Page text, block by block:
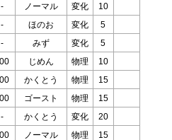
- ノーマル 変化 10
- ほのお 変化 5
- みず 変化 5
じめん 物理 10
かくとう 物理 15
ゴースト 物理 15
- かくとう 変化 20
ノーマル 物理 15